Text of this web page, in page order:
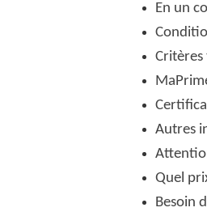
En un
Critères
Autres
Quel
Besoin